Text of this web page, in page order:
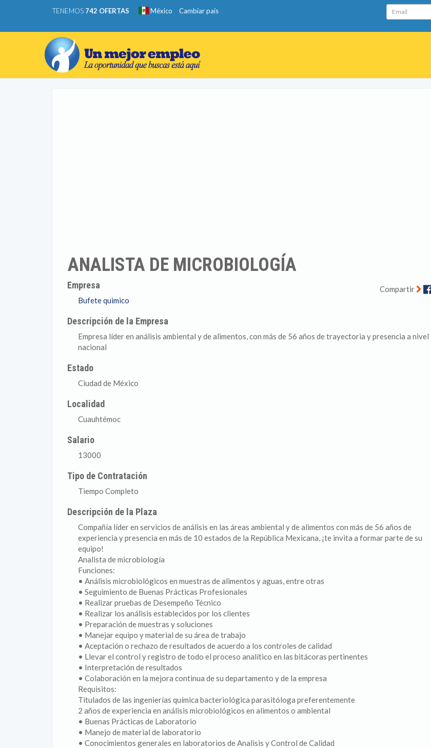
TENEMOS 742 OFERTAS México Cambiar país Email
ANALISTA DE MICROBIOLOGÍA
Compartir
Empresa
Bufete quimico
Descripción de la Empresa
Empresa líder en análisis ambiental y de alimentos, con más de 56 años de trayectoria y presencia a nivel
nacional
Estado
Ciudad de México
Localidad
Cuauhtémoc
Salario
13000
Tipo de Contratación
Tiempo Completo
Descripción de la Plaza
Compañía líder en servicios de análisis en las áreas ambiental y de alimentos con más de 56 años de
experiencia y presencia en más de 10 estados de la República Mexicana, ¡te invita a formar parte de su
equipo!
Analista de microbiología
Funciones:
• Análisis microbiológicos en muestras de alimentos y aguas, entre otras
• Seguimiento de Buenas Prácticas Profesionales
• Realizar pruebas de Desempeño Técnico
• Realizar los análisis establecidos por los clientes
• Preparación de muestras y soluciones
• Manejar equipo y material de su área de trabajo
• Aceptación o rechazo de resultados de acuerdo a los controles de calidad
• Llevar el control y registro de todo el proceso analítico en las bitácoras pertinentes
• Interpretación de resultados
• Colaboración en la mejora continua de su departamento y de la empresa
Requisitos:
Titulados de las ingenierías química bacteriológica parasitóloga preferentemente
2 años de experiencia en análisis microbiológicos en alimentos o ambiental
• Buenas Prácticas de Laboratorio
• Manejo de material de laboratorio
• Conocimientos generales en laboratorios de Analisis y Control de Calidad